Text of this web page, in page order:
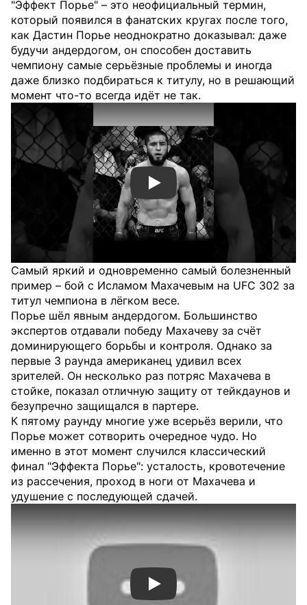
"Эффект Порье" – это неофициальный термин,
который появился в фанатских кругах после того,
как Дастин Порье неоднократно доказывал: даже
будучи андердогом, он способен доставить
чемпиону самые серьёзные проблемы и иногда
даже близко подбираться к титулу, но в решающий
момент что-то всегда идёт не так.
Смотреть видео YouTube
Самый яркий и одновременно самый болезненный
пример – бой с Исламом Махачевым на UFC 302 за
титул чемпиона в лёгком весе.
Порье шёл явным андердогом. Большинство
экспертов отдавали победу Махачеву за счёт
доминирующего борьбы и контроля. Однако за
первые 3 раунда американец удивил всех
зрителей. Он несколько раз потряс Махачева в
стойке, показал отличную защиту от тейкдаунов и
безупречно защищался в партере.
К пятому раунду многие уже всерьёз верили, что
Порье может сотворить очередное чудо. Но
именно в этот момент случился классический
финал "Эффекта Порье": усталость, кровотечение
из рассечения, проход в ноги от Махачева и
удушение с последующей сдачей.
Смотреть видео YouTube